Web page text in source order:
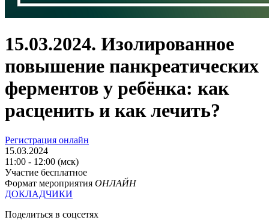
15.03.2024. Изолированное
повышение панкреатических
ферментов у ребёнка: как
расценить и как лечить?
Регистрация онлайн
15.03.2024
11:00 - 12:00 (мск)
Участие бесплатное
Формат мероприятия ОНЛАЙН
ДОКЛАДЧИКИ
Поделиться в соцсетях